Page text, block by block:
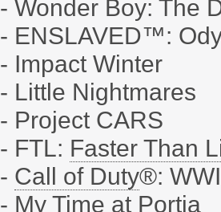
- Wonder Boy: The
- ENSLAVED™:
- Impact Winter
- Little Nightmares
- Project CARS
- FTL: Faster Than
- Call of Duty®:
- My Time at Portia